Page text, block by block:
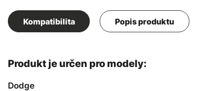
Kompatibilita Popis produktu
Produkt je určen pro modely:
Dodge